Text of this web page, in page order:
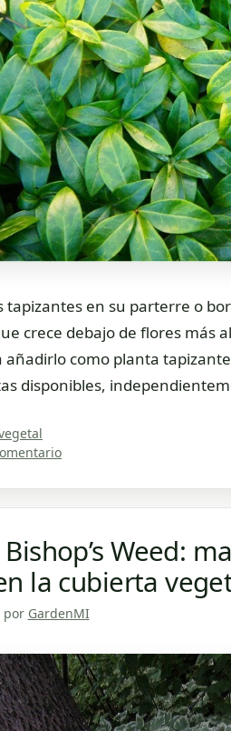
tapizantes en su parterre o
crece debajo de flores más
añadirlo como planta
disponibles,
Weed:
la cubierta
por GardenMI